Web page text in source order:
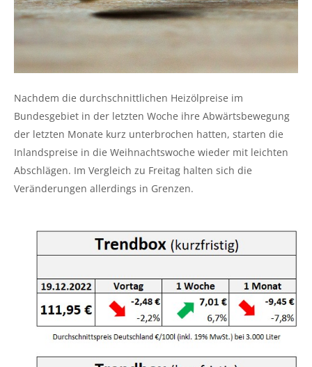
Nachdem die durchschnittlichen Heizölpreise im
Bundesgebiet in der letzten Woche ihre Abwärtsbewegung
der letzten Monate kurz unterbrochen hatten, starten die
Inlandspreise in die Weihnachtswoche wieder mit leichten
Abschlägen. Im Vergleich zu Freitag halten sich die
Veränderungen allerdings in Grenzen.